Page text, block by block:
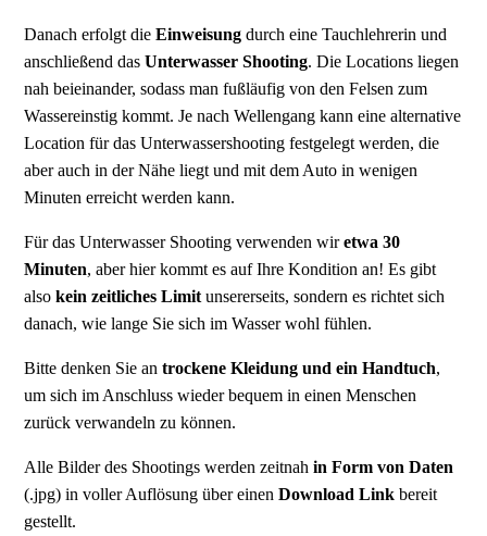
Danach erfolgt dieEinweisung durch eine Tauchlehrerin und
anschließend dasUnterwasser Shooting. Die Locations liegen
nah beieinander, sodass man fußläufig von den Felsen zum
Wassereinstig kommt. Je nach Wellengang kann eine alternative
Location für das Unterwassershooting festgelegt werden, die
aber auch in der Nähe liegt und mit dem Auto in wenigen
Minuten erreicht werden kann.
Für das Unterwasser Shooting verwenden wiretwa 30
Minuten, aber hier kommt es auf Ihre Kondition an! Es gibt
alsokein zeitliches Limit unsererseits, sondern es richtet sich
danach, wie lange Sie sich im Wasser wohl fühlen.
Bitte denken Sie antrockene Kleidung und ein Handtuch,
um sich im Anschluss wieder bequem in einen Menschen
zurück verwandeln zu können.
Alle Bilder des Shootings werden zeitnah in Form von Daten
(.jpg) in voller Auflösung über einenDownload Link bereit
gestellt.